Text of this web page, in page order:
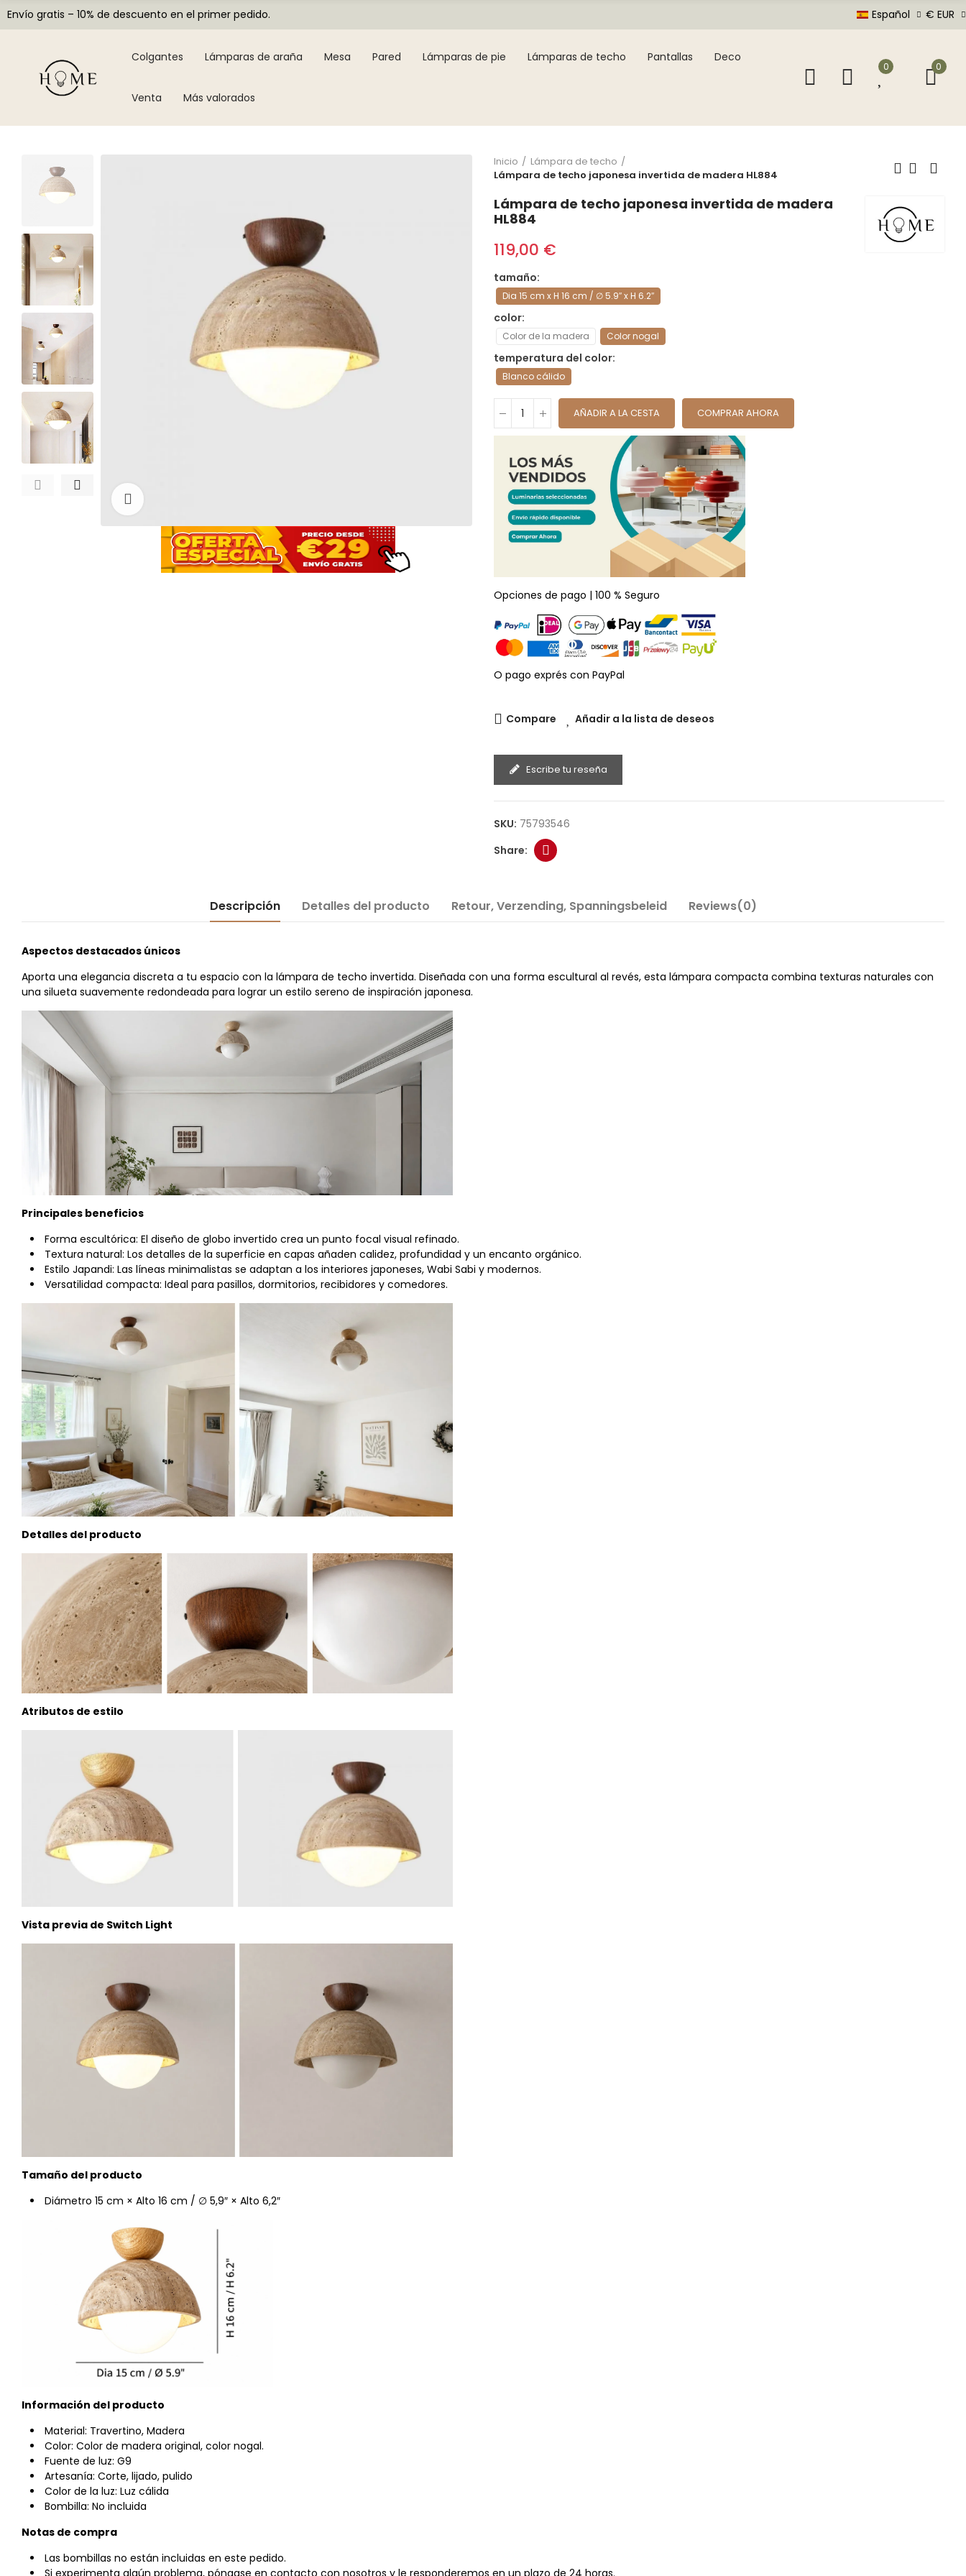
Envío gratis – 10% de descuento en el primer pedido. Español € EUR
Colgantes Lámparas de araña Mesa Pared Lámparas de pie Lámparas de techo Pantallas Deco
Venta Más valorados
0 0
Inicio
Lámpara de techo
Lámpara de techo japonesa invertida de madera HL884
Lámpara de techo japonesa invertida de madera
HL884
119,00 €
tamaño
Dia 15 cm x H 16 cm / ∅ 5.9″ x H 6.2″
color
Color de la madera Color nogal
temperatura del color
Blanco cálido
AÑADIR A LA CESTA COMPRAR AHORA
Opciones de pago | 100 % Seguro
O pago exprés con PayPal
Compare Añadir a la lista de deseos
Escribe tu reseña
SKU: 75793546
Descripción Detalles del producto Retour, Verzending, Spanningsbeleid Reviews(0)
Aspectos destacados únicos
Aporta una elegancia discreta a tu espacio con la lámpara de techo invertida. Diseñada con una forma escultural al revés, esta lámpara compacta combina texturas naturales con
una silueta suavemente redondeada para lograr un estilo sereno de inspiración japonesa.
Principales beneficios
Forma escultórica: El diseño de globo invertido crea un punto focal visual refinado.
Textura natural: Los detalles de la superficie en capas añaden calidez, profundidad y un encanto orgánico.
Estilo Japandi: Las líneas minimalistas se adaptan a los interiores japoneses, Wabi Sabi y modernos.
Versatilidad compacta: Ideal para pasillos, dormitorios, recibidores y comedores.
Detalles del producto
Atributos de estilo
Vista previa de Switch Light
Tamaño del producto
Diámetro 15 cm × Alto 16 cm / ∅ 5,9″ × Alto 6,2″
Información del producto
Material: Travertino, Madera
Color: Color de madera original, color nogal.
Fuente de luz: G9
Artesanía: Corte, lijado, pulido
Color de la luz: Luz cálida
Bombilla: No incluida
Notas de compra
Las bombillas no están incluidas en este pedido.
Si experimenta algún problema, póngase en contacto con nosotros y le responderemos en un plazo de 24 horas.